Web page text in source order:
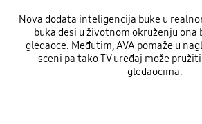
Nova dodata inteligencija buke u
buka desi u životnom okruženju ona
gledaoce. Međutim, AVA pomaže u
sceni pa tako TV uređaj može
gledaocima.